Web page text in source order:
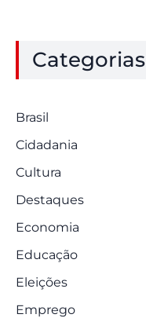
Categorias
Brasil
Cidadania
Cultura
Destaques
Economia
Educação
Eleições
Emprego